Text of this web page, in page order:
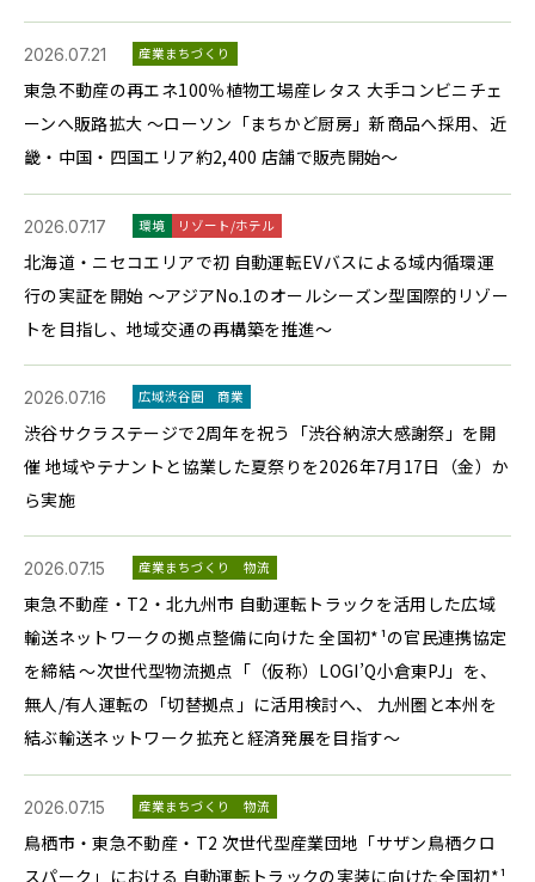
2026.07.21 産業まちづくり
東急不動産の再エネ100％植物工場産レタス 大手コンビニチェ
ーンへ販路拡大 〜ローソン「まちかど厨房」新商品へ採用、近
畿・中国・四国エリア約2,400 店舗で販売開始〜
2026.07.17 環境 リゾート/ホテル
北海道・ニセコエリアで初 自動運転EVバスによる域内循環運
行の実証を開始 ～アジアNo.1のオールシーズン型国際的リゾー
トを目指し、地域交通の再構築を推進～
2026.07.16 広域渋谷圏 商業
渋谷サクラステージで2周年を祝う「渋谷納涼大感謝祭」を開
催 地域やテナントと協業した夏祭りを2026年7月17日（金）か
ら実施
2026.07.15 産業まちづくり 物流
東急不動産・T2・北九州市 自動運転トラックを活用した広域
輸送ネットワークの拠点整備に向けた 全国初*¹の官民連携協定
を締結 ～次世代型物流拠点「（仮称）LOGI’Q小倉東PJ」を、
無人/有人運転の「切替拠点」に活用検討へ、 九州圏と本州を
結ぶ輸送ネットワーク拡充と経済発展を目指す～
2026.07.15 産業まちづくり 物流
鳥栖市・東急不動産・T2 次世代型産業団地「サザン鳥栖クロ
スパーク」における 自動運転トラックの実装に向けた全国初*¹